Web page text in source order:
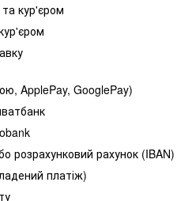
кур'єром
ApplePay, GooglePay)
розрахунковий рахунок (IBAN)
платіж)